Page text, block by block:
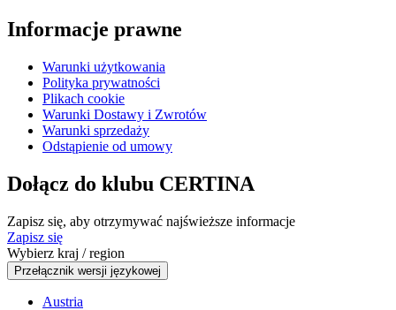
Informacje prawne
Warunki użytkowania
Polityka prywatności
Plikach cookie
Warunki Dostawy i Zwrotów
Warunki sprzedaży
Odstąpienie od umowy
Dołącz do klubu CERTINA
Zapisz się, aby otrzymywać najświeższe informacje
Zapisz się
Wybierz kraj / region
Przełącznik wersji językowej
Austria